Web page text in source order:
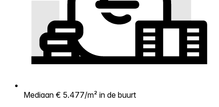
Mediaan € 5.477/m² in de buurt